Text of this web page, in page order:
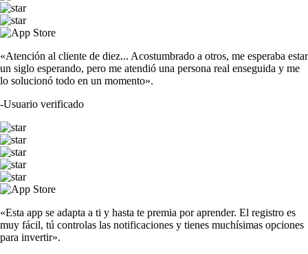
«Atención al cliente de diez... Acostumbrado a otros, me esperaba estar
un siglo esperando, pero me atendió una persona real enseguida y me
lo solucionó todo en un momento».
-Usuario verificado
«Esta app se adapta a ti y hasta te premia por aprender. El registro es
muy fácil, tú controlas las notificaciones y tienes muchísimas opciones
para invertir».